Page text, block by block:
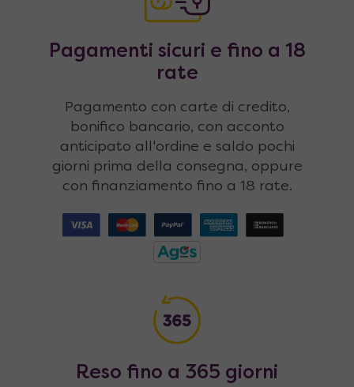
Pagamenti sicuri e fino a 18
rate
Pagamento con carte di credito,
bonifico bancario, con acconto
anticipato all'ordine e saldo pochi
giorni prima della consegna, oppure
con finanziamento fino a 18 rate.
Reso fino a 365 giorni